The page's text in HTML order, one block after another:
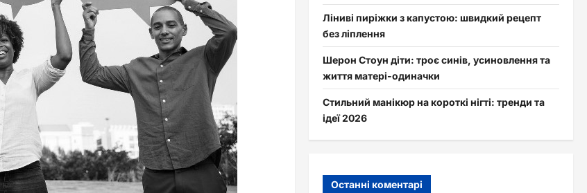
Ліниві пиріжки з капустою: швидкий рецепт
без ліплення
Шерон Стоун діти: троє синів, усиновлення та
життя матері-одиначки
Стильний манікюр на короткі нігті: тренди та
ідеї 2026
Останні коментарі